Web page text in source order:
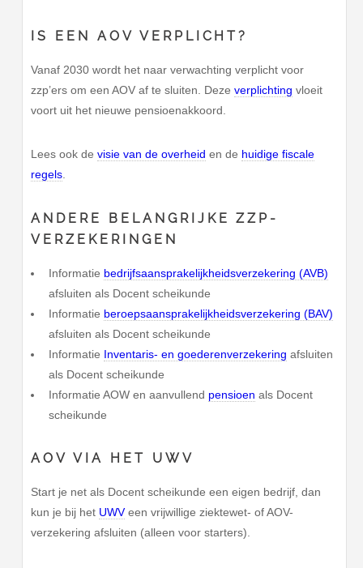
IS EEN AOV VERPLICHT?
Vanaf 2030 wordt het naar verwachting verplicht voor
zzp’ers om een AOV af te sluiten. Dezeverplichting vloeit
voort uit het nieuwe pensioenakkoord.
Lees ook devisie van de overheid en de huidige fiscale
regels
ANDERE BELANGRIJKE ZZP-
VERZEKERINGEN
Informatie bedrijfsaansprakelijkheidsverzekering (AVB)
afsluiten als Docent scheikunde
Informatie beroepsaansprakelijkheidsverzekering (BAV)
afsluiten als Docent scheikunde
Informatie Inventaris- en goederenverzekering afsluiten
als Docent scheikunde
Informatie AOW en aanvullend pensioen als Docent
scheikunde
AOV VIA HET UWV
Start je net als Docent scheikunde een eigen bedrijf, dan
kun je bij het UWVeen vrijwillige ziektewet- of AOV-
verzekering afsluiten (alleen voor starters).